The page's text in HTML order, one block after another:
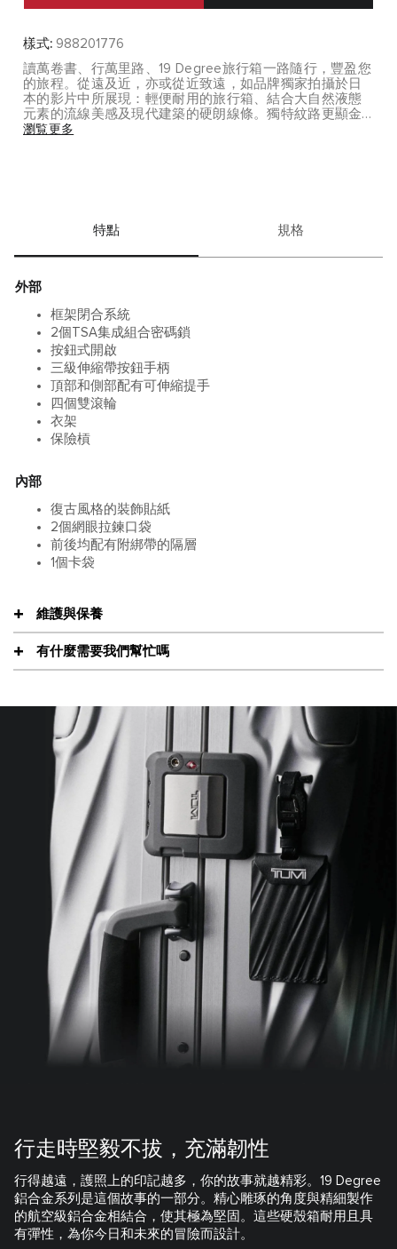
樣式: 988201776
讀萬卷書、行萬里路、19 Degree旅行箱一路隨行，豐盈您
的旅程。從遠及近，亦或從近致遠，如品牌獨家拍攝於日
本的影片中所展現：輕便耐用的旅行箱、結合大自然液態
元素的流線美感及現代建築的硬朗線條。獨特紋路更顯金
屬光澤。是短途旅行、國際旅行的理想選擇。此款箱包不
瀏覧更多
特點 規格
外部
框架閉合系統
2個TSA集成組合密碼鎖
按鈕式開啟
三級伸縮帶按鈕手柄
頂部和側部配有可伸縮提手
四個雙滾輪
衣架
保險槓
內部
復古風格的裝飾貼紙
2個網眼拉鍊口袋
前後均配有附綁帶的隔層
1個卡袋
維護與保養
有什麼需要我們幫忙嗎
行走時堅毅不拔，充滿韌性
行得越遠，護照上的印記越多，你的故事就越精彩。19 Degree
鋁合金系列是這個故事的一部分。精心雕琢的角度與精細製作
的航空級鋁合金相結合，使其極為堅固。這些硬殼箱耐用且具
有彈性，為你今日和未來的冒險而設計。